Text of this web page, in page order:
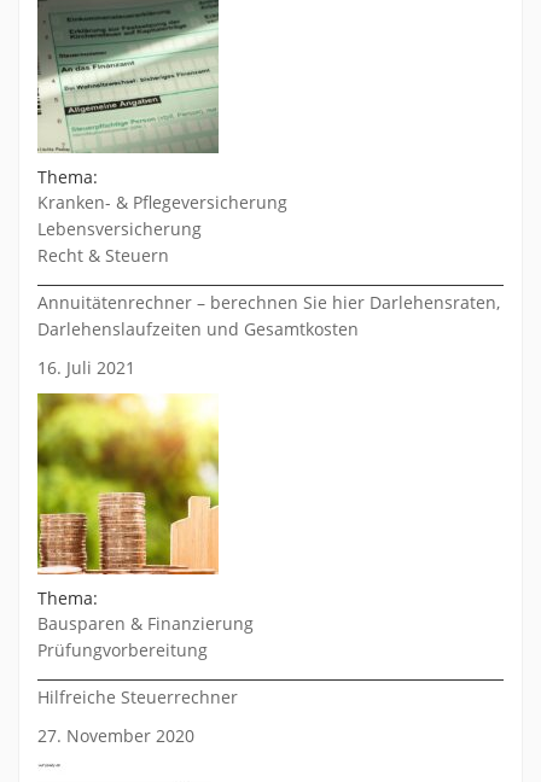
Thema:
Kranken- & Pflegeversicherung
Lebensversicherung
Recht & Steuern
Annuitätenrechner – berechnen Sie hier Darlehensraten,
Darlehenslaufzeiten und Gesamtkosten
16. Juli 2021
Thema:
Bausparen & Finanzierung
Prüfungvorbereitung
Hilfreiche Steuerrechner
27. November 2020